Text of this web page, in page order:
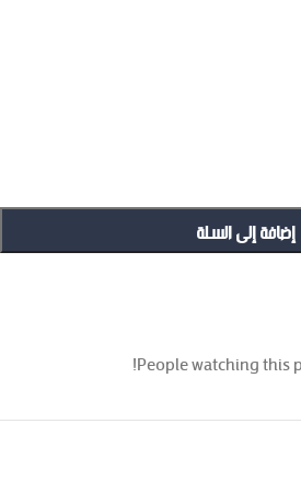
إضافة إلى السلة
People watching this